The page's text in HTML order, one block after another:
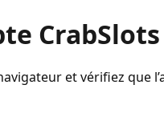
CrabSlots
et vérifiez que